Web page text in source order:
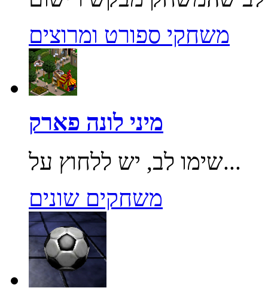
משחקי ספורט ומרוצים
מיני לונה פארק
שימו לב, יש ללחוץ על...
משחקים שונים